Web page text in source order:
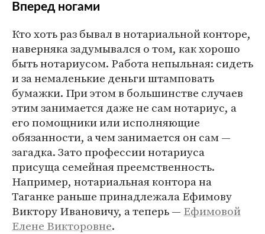
Вперед ногами
Кто хоть раз бывал в нотариальной конторе,
наверняка задумывался о том, как хорошо
быть нотариусом. Работа непыльная: сидеть
и за немаленькие деньги штамповать
бумажки. При этом в большинстве случаев
этим занимается даже не сам нотариус, а
его помощники или исполняющие
обязанности, а чем занимается он сам —
загадка. Зато профессии нотариуса
присуща семейная преемственность.
Например, нотариальная контора на
Таганке раньше принадлежала Ефимову
Виктору Ивановичу, а теперь — Ефимовой
Елене Викторовне.